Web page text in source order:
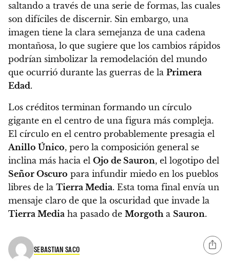
saltando a través de una serie de formas, las cuales
son difíciles de discernir. Sin embargo, una
imagen tiene la clara semejanza de una cadena
montañosa, lo que sugiere que los cambios rápidos
podrían simbolizar la remodelación del mundo
que ocurrió durante las guerras de la Primera
Edad.
Los créditos terminan formando un círculo
gigante en el centro de una figura más compleja.
El círculo en el centro probablemente presagia el
Anillo Único, pero la composición general se
inclina más hacia el Ojo de Sauron, el logotipo del
Señor Oscuro para infundir miedo en los pueblos
libres de la Tierra Media. Esta toma final envía un
mensaje claro de que la oscuridad que invade la
Tierra Media ha pasado de Morgotha Sauron.
SEBASTIAN SACO